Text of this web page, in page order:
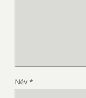
Név *